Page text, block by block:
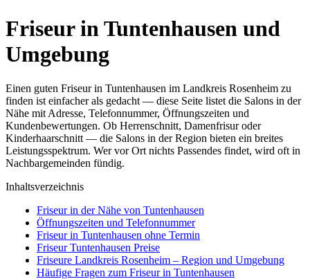
Friseur in Tuntenhausen und
Umgebung
Einen guten Friseur in Tuntenhausen im Landkreis Rosenheim zu
finden ist einfacher als gedacht — diese Seite listet die Salons in der
Nähe mit Adresse, Telefonnummer, Öffnungszeiten und
Kundenbewertungen. Ob Herrenschnitt, Damenfrisur oder
Kinderhaarschnitt — die Salons in der Region bieten ein breites
Leistungsspektrum. Wer vor Ort nichts Passendes findet, wird oft in
Nachbargemeinden fündig.
Inhaltsverzeichnis
Friseur in der Nähe von Tuntenhausen
Öffnungszeiten und Telefonnummer
Friseur in Tuntenhausen ohne Termin
Friseur Tuntenhausen Preise
Friseure Landkreis Rosenheim – Region und Umgebung
Häufige Fragen zum Friseur in Tuntenhausen